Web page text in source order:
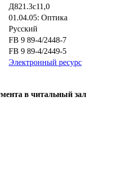
Д821.3с11,0
01.04.05: Оптика
Русский
FB 9 89-4/2448-7
FB 9 89-4/2449-5
Электронный ресурс
в читальный зал